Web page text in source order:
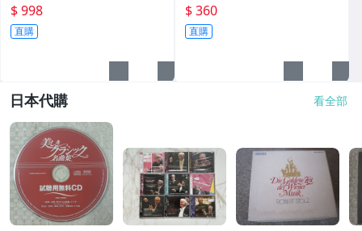
$ 998
直購
$ 360
直購
日本代購 看全部